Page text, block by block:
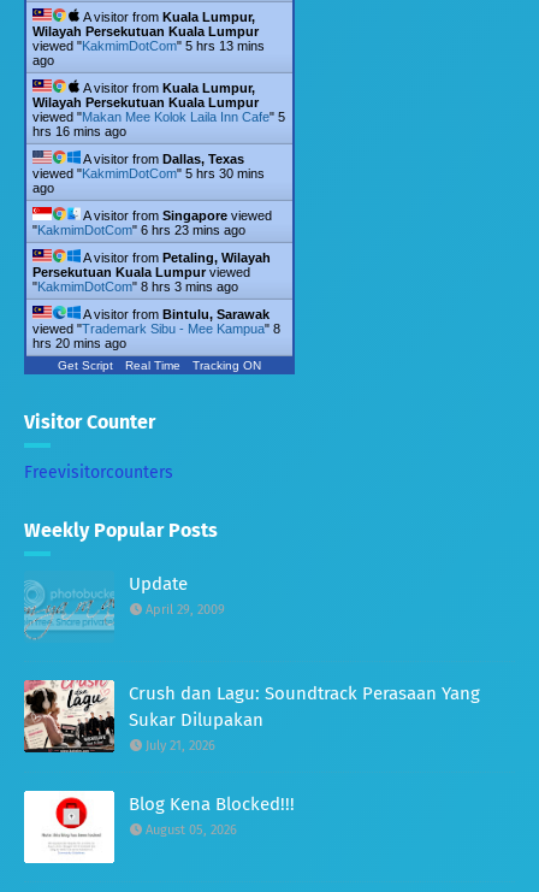
A visitor from Kuala Lumpur,
Wilayah Persekutuan Kuala Lumpur
viewed "KakmimDotCom" 5 hrs 13 mins
ago
A visitor from Kuala Lumpur,
Wilayah Persekutuan Kuala Lumpur
viewed "Makan Mee Kolok Laila Inn Cafe" 5
hrs 16 mins ago
A visitor from Dallas, Texas
viewed "KakmimDotCom" 5 hrs 30 mins
ago
A visitor from Singapore viewed
"KakmimDotCom" 6 hrs 23 mins ago
A visitor from Petaling, Wilayah
Persekutuan Kuala Lumpurviewed
"KakmimDotCom" 8 hrs 3 mins ago
A visitor from Bintulu, Sarawak
viewed "Trademark Sibu - Mee Kampua" 8
hrs 20 mins ago
Get Script Real Time Tracking ON
Visitor Counter
Freevisitorcounters
Weekly Popular Posts
Update
April 29, 2009
Crush dan Lagu: Soundtrack Perasaan Yang
Sukar Dilupakan
July 21, 2026
Blog Kena Blocked!!!
August 05, 2026